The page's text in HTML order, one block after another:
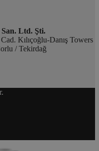
Ltd. Şti.
Kılıçoğlu-Danış Towers
/ Tekirdağ